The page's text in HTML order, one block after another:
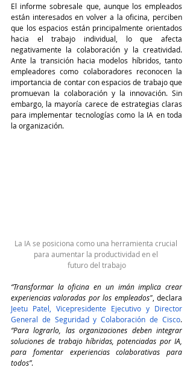
El informe sobresale que, aunque los empleados
están interesados en volver a la oficina, perciben
que los espacios están principalmente orientados
hacia el trabajo individual, lo que afecta
negativamente la colaboración y la creatividad.
Ante la transición hacia modelos híbridos, tanto
empleadores como colaboradores reconocen la
importancia de contar con espacios de trabajo que
promuevan la colaboración y la innovación. Sin
embargo, la mayoría carece de estrategias claras
para implementar tecnologías como la IA en toda
la organización.
La IA se posiciona como una herramienta crucial
para aumentar la productividad en el
futuro del trabajo
“Transformar la oficina en un imán implica crear
experiencias valoradas por los empleados"
Jeetu Patel, Vicepresidente Ejecutivo y Director
General de Seguridad y Colaboración de Cisco
“Para lograrlo, las organizaciones deben integrar
soluciones de trabajo híbridas, potenciadas por IA,
para fomentar experiencias colaborativas para
todos”.